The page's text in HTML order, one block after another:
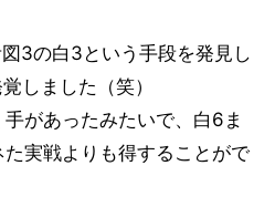
3の白3という手段を発見し
しました（笑）
があったみたいで、白6ま
実戦よりも得することがで